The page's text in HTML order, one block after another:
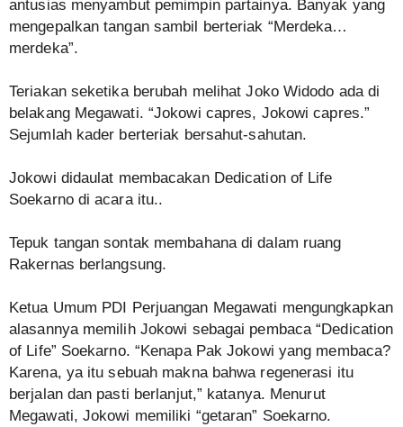
antusias menyambut pemimpin partainya. Banyak yang
mengepalkan tangan sambil berteriak “Merdeka…
merdeka”.
Teriakan seketika berubah melihat Joko Widodo ada di
belakang Megawati. “Jokowi capres, Jokowi capres.”
Sejumlah kader berteriak bersahut-sahutan.
Jokowi didaulat membacakan Dedication of Life
Soekarno di acara itu..
Tepuk tangan sontak membahana di dalam ruang
Rakernas berlangsung.
Ketua Umum PDI Perjuangan Megawati mengungkapkan
alasannya memilih Jokowi sebagai pembaca “Dedication
of Life” Soekarno. “Kenapa Pak Jokowi yang membaca?
Karena, ya itu sebuah makna bahwa regenerasi itu
berjalan dan pasti berlanjut,” katanya. Menurut
Megawati, Jokowi memiliki “getaran” Soekarno.